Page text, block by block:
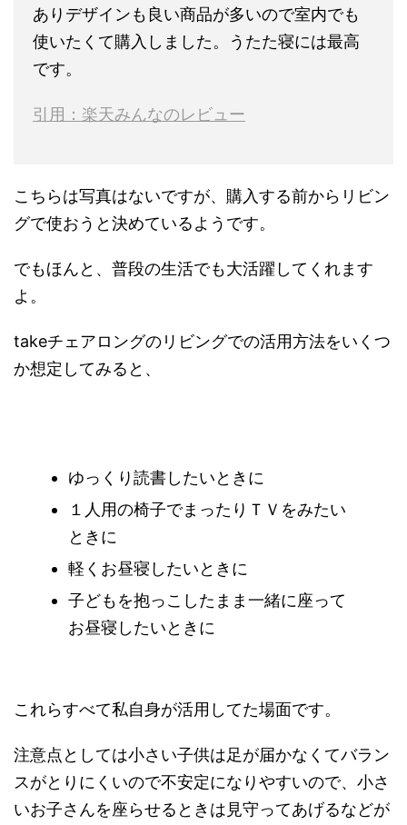
ありデザインも良い商品が多いので室内でも
使いたくて購入しました。うたた寝には最高
です。
引用：楽天みんなのレビュー
こちらは写真はないですが、購入する前からリビン
グで使おうと決めているようです。
でもほんと、普段の生活でも大活躍してくれます
よ。
takeチェアロングのリビングでの活用方法をいくつ
か想定してみると、
ゆっくり読書したいときに
１人用の椅子でまったりＴＶをみたい
ときに
軽くお昼寝したいときに
子どもを抱っこしたまま一緒に座って
お昼寝したいときに
これらすべて私自身が活用してた場面です。
注意点としては小さい子供は足が届かなくてバラン
スがとりにくいので不安定になりやすいので、小さ
いお子さんを座らせるときは見守ってあげるなどが